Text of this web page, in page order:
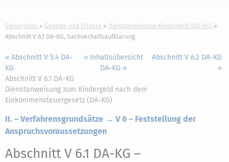
Steuertipps Gesetze und Erlasse
Dienstanweisung Kindergeld (DA-KG)
Abschnitt V 6.1 DA-KG, Sachverhaltsaufklärung
« Abschnitt V 5.4 DA-
KG
« Inhaltsübersicht
DA-KG »
Abschnitt V 6.2 DA-KG
»
Abschnitt V 6.1 DA-KG
Dienstanweisung zum Kindergeld nach dem
Einkommensteuergesetz (DA-KG)
II. – Verfahrensgrundsätze → V 6 – Feststellung der
Anspruchsvoraussetzungen
Abschnitt V 6.1 DA-KG –